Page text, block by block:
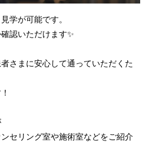
学が可能です。
認いただけます✨
さまに安心して通っていただくた
セリング室や施術室などをご紹介